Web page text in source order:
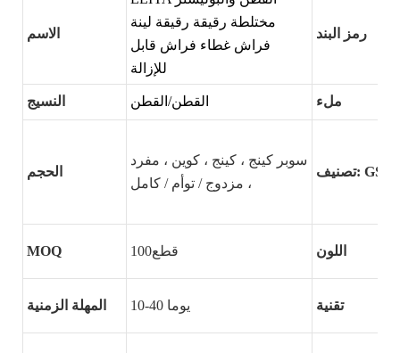
الاسم
مختلطة رقيقة رقيقة لينة
فراش غطاء فراش قابل
للإزالة
رمز البند
النسيج القطن/القطن ملء
الحجم
سوبر كينج ، كينج ، كوين ، مفرد
، مزدوج / توأم / كامل
تصنيف: GSM
MOQ قطع100 اللون
المهلة الزمنية 10-40 يوما تقنية